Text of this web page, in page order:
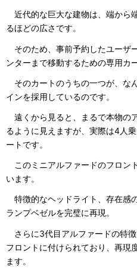
近代的な巨大な建物は、端から
るほどの広さです。
そのため、事前予約したユーザ
ンターまで移動するための専用カ
そのカートのうちの一つが、な
インを採用しているのです。
遠くから見ると、まるで本物の
るように見えますが、実際は4人
ートです。
このミニアルファードのフロン
います。
特徴的なヘッドライト、存在感
ランプベゼルを完璧に再現。
さらに3代目アルファードの特
フロントに付けられており、再現
ます。